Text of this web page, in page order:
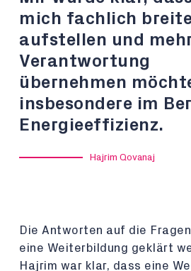
mich fachlich
aufstellen und
Verantwortung
übernehmen
insbesondere im
Energieeffizienz.
Hajrim Qovanaj
Die Antworten auf die
eine Weiterbildung geklärt
Hajrim war klar, dass eine